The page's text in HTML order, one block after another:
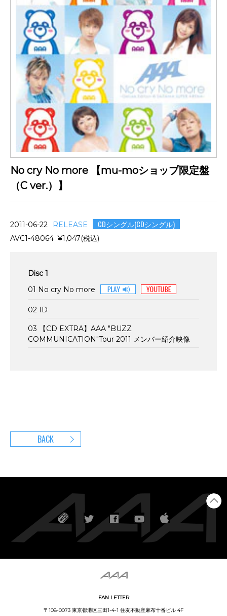
No cry No more 【mu-moショップ限定盤
（C ver.）】
2011-06-22 RELEASE CDシングル(CDシングル)
AVC1-48064 ¥1,047(税込)
Disc 1
01 No cry No more
02 ID
03 【CD EXTRA】AAA "BUZZ
COMMUNICATION"Tour 2011 メンバー紹介映像
BACK
FAN LETTER
〒108-0073 東京都港区三田1-4-1 住友不動産麻布十番ビル 4F